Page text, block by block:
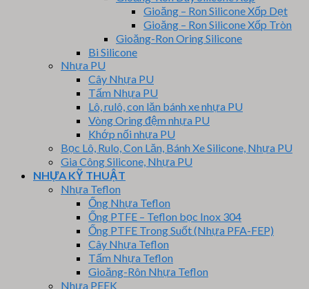
Gioăng – Ron Silicone Xốp Dẹt
Gioăng – Ron Silicone Xốp Tròn
Gioăng-Ron Oring Silicone
Bi Silicone
Nhựa PU
Cây Nhựa PU
Tấm Nhựa PU
Lô, rulô, con lăn bánh xe nhựa PU
Vòng Oring đệm nhựa PU
Khớp nối nhựa PU
Bọc Lô, Rulo, Con Lăn, Bánh Xe Silicone, Nhựa PU
Gia Công Silicone, Nhựa PU
NHỰA KỸ THUẬT
Nhựa Teflon
Ống Nhựa Teflon
Ống PTFE – Teflon bọc Inox 304
Ống PTFE Trong Suốt (Nhựa PFA-FEP)
Cây Nhựa Teflon
Tấm Nhựa Teflon
Gioăng-Rôn Nhựa Teflon
Nhựa PEEK